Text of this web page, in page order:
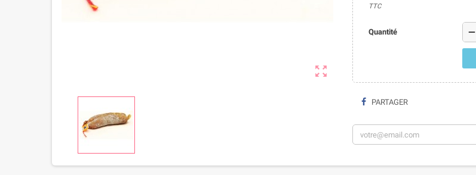

TTC
Quantité remove
PARTAGER